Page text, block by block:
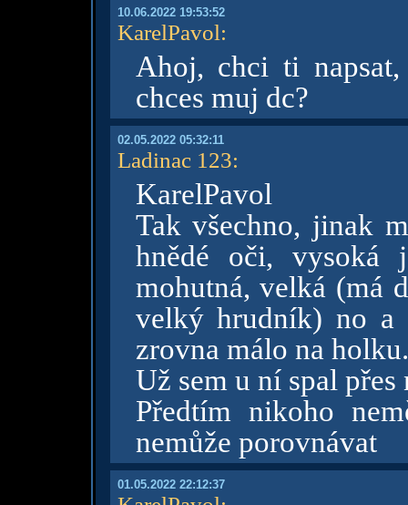
10.06.2022 19:53:52
KarelPavol:
Ahoj, chci ti
chces muj dc?
02.05.2022 05:32:11
Ladinac 123:
KarelPavol
Tak všechno, jinak
hnědé oči, vysoká
mohutná, velká (má
velký hrudník) no a
zrovna málo na holku.
Už sem u ní spal
Předtím nikoho
nemůže porovnávat
01.05.2022 22:12:37